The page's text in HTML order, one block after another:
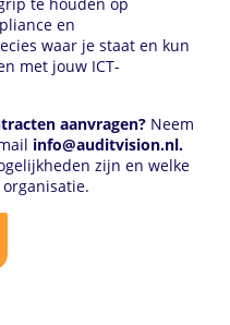
te houden op
en
waar je staat en kun
met jouw ICT-
aanvragen? Neem
info@auditvision.nl.
zijn en welke